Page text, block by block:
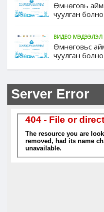
Өмнөговь
чуулган болно
ВИДЕО МЭДЭЭЛЭЛ
Өмнөговьс
чуулган болно